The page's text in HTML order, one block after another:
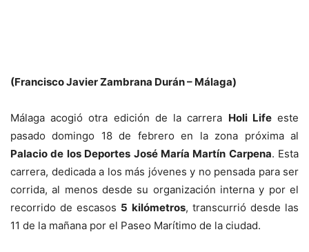
(Francisco Javier Zambrana Durán – Málaga)
Málaga acogió otra edición de la carrera Holi Lifeeste
pasado domingo 18 de febrero en la zona próxima al
Palacio de los Deportes José María Martín Carpena. Esta
carrera, dedicada a los más jóvenes y no pensada para ser
corrida, al menos desde su organización interna y por el
recorrido de escasos 5 kilómetros, transcurrió desde las
11 de la mañana por el Paseo Marítimo de la ciudad.